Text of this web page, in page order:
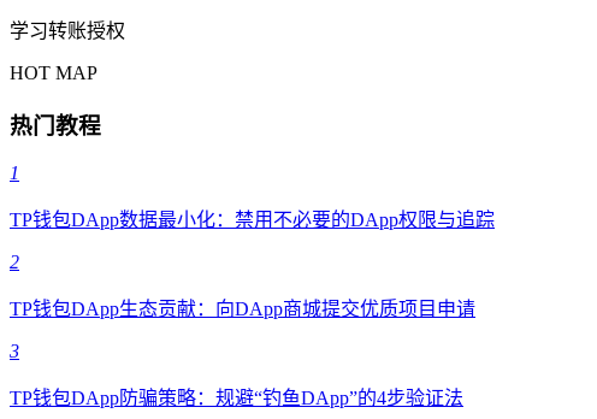
学习转账授权
HOT MAP
热门教程
1
TP钱包DApp数据最小化：禁用不必要的DApp权限与追踪
2
TP钱包DApp生态贡献：向DApp商城提交优质项目申请
3
TP钱包DApp防骗策略：规避“钓鱼DApp”的4步验证法